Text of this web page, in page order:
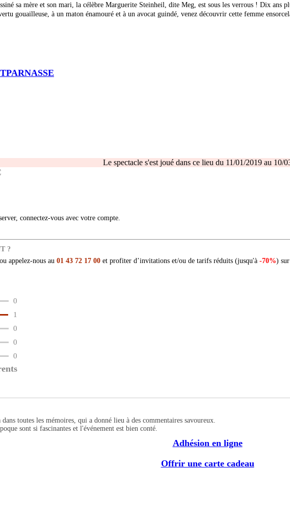
sa mère et son mari, la célèbre Marguerite Steinheil, dite Meg, est sous les verrous ! Dix
gouailleuse, à un maton énamouré et à un avocat guindé, venez découvrir cette femme
Le spectacle s'est joué dans ce lieu du 11/01/2019 au 10/
connectez-vous avec votre compte.
?
appelez-nous au 01 43 72 17 00 et profiter d’invitations et/ou de tarifs réduits (jusqu'à -70%) sur
0
1
0
0
0
toutes les mémoires, qui a donné lieu à des commentaires savoureux.
sont si fascinantes et l'événement est bien conté.
Adhésion en ligne
Offrir une carte cadeau